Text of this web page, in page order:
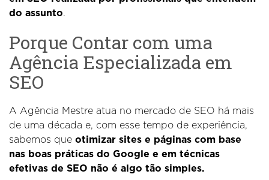
do assunto.
Porque Contar com uma
Agência Especializada em
SEO
A Agência Mestre atua no mercado de SEO há mais
de uma década e, com esse tempo de experiência,
sabemos que otimizar sites e páginas com base
nas boas práticas do Google e em técnicas
efetivas de SEO não é algo tão simples.